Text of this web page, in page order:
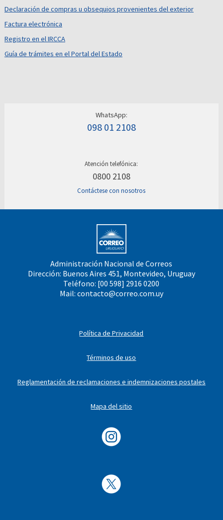
Declaración de compras u obsequios provenientes del exterior
Factura electrónica
Registro en el IRCCA
Guía de trámites en el Portal del Estado
WhatsApp:
098 01 2108
Atención telefónica:
0800 2108
Contáctese con nosotros
Administración Nacional de Correos
Dirección: Buenos Aires 451, Montevideo, Uruguay
Teléfono: [00 598] 2916 0200
Mail: contacto@correo.com.uy
Política de Privacidad
Términos de uso
Reglamentación de reclamaciones e indemnizaciones postales
Mapa del sitio